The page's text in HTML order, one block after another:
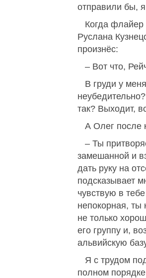
отправили бы,
Когда флайер
Руслана
произнёс:
– Вот что,
В груди у
так? Выходит,
А Олег после
– Ты
замешанной и
дать руку на
подсказывает
чувствую в
непокорная,
не только
его группу и,
альвийскую
Я с трудом
полном